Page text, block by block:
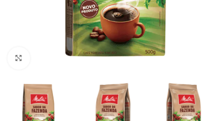
Clique para ampliar